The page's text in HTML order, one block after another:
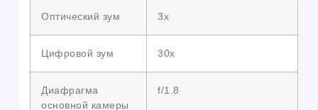
Оптический зум 3х
Цифровой зум 30x
Диафрагма
основной камеры
f/1.8